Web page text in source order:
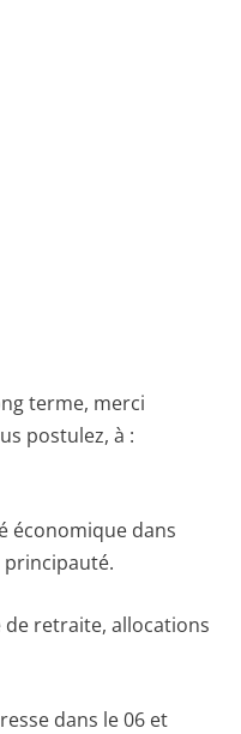
terme, merci
postulez, à :
économique dans
principauté.
de retraite, allocations
dans le 06 et